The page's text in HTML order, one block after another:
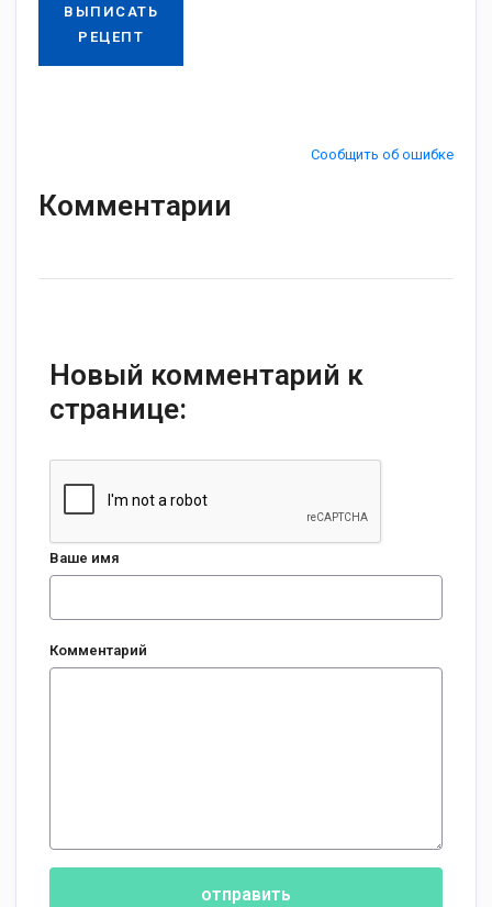
ВЫПИСАТЬ
РЕЦЕПТ
Сообщить об ошибке
Комментарии
Новый комментарий к
странице:
Ваше имя
Комментарий
отправить